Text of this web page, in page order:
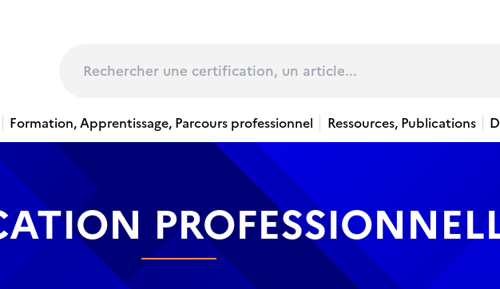
Formation, Apprentissage, Parcours professionnel Ressources, Publications